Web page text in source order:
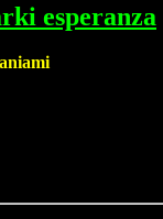
esperanza